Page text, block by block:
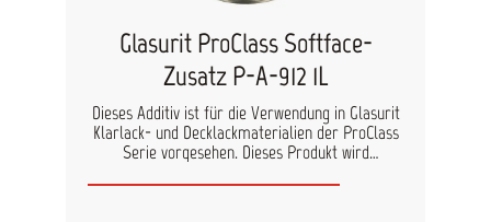
Glasurit ProClass Softface-
Zusatz P-A-912 1L
Dieses Additiv ist für die Verwendung in Glasurit
Klarlack- und Decklackmaterialien der ProClass
Serie vorgesehen. Dieses Produkt wird
beispielsweise bei der Kunststofflackierungen, zu